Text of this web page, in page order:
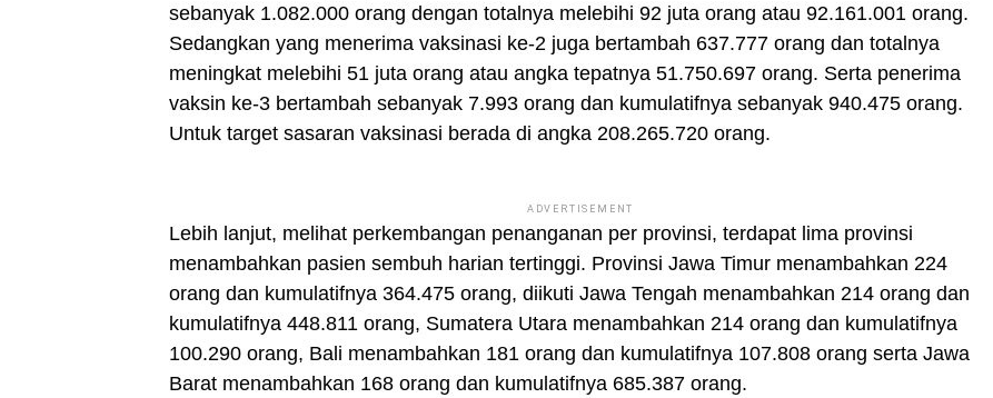
sebanyak 1.082.000 orang dengan totalnya melebihi 92 juta orang atau 92.161.001 orang.
Sedangkan yang menerima vaksinasi ke-2 juga bertambah 637.777 orang dan totalnya
meningkat melebihi 51 juta orang atau angka tepatnya 51.750.697 orang. Serta penerima
vaksin ke-3 bertambah sebanyak 7.993 orang dan kumulatifnya sebanyak 940.475 orang.
Untuk target sasaran vaksinasi berada di angka 208.265.720 orang.
ADVERTISEMENT
Lebih lanjut, melihat perkembangan penanganan per provinsi, terdapat lima provinsi
menambahkan pasien sembuh harian tertinggi. Provinsi Jawa Timur menambahkan 224
orang dan kumulatifnya 364.475 orang, diikuti Jawa Tengah menambahkan 214 orang dan
kumulatifnya 448.811 orang, Sumatera Utara menambahkan 214 orang dan kumulatifnya
100.290 orang, Bali menambahkan 181 orang dan kumulatifnya 107.808 orang serta Jawa
Barat menambahkan 168 orang dan kumulatifnya 685.387 orang.